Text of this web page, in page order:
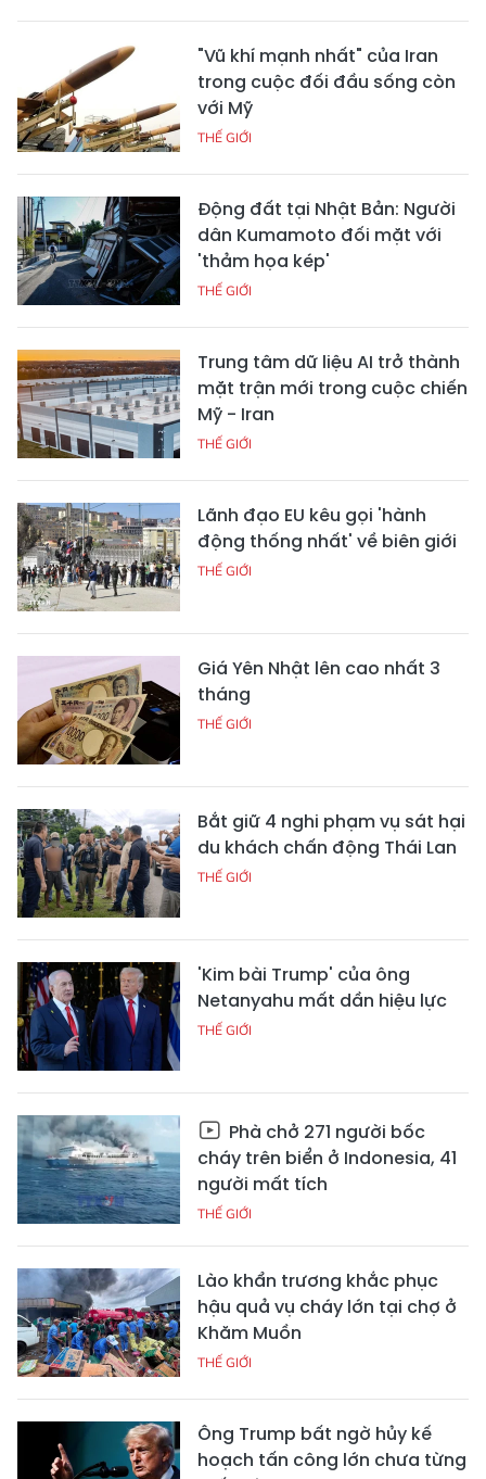
"Vũ khí mạnh nhất" của Iran
trong cuộc đối đầu sống còn
với Mỹ
THẾ GIỚI
Động đất tại Nhật Bản: Người
dân Kumamoto đối mặt với
'thảm họa kép'
THẾ GIỚI
Trung tâm dữ liệu AI trở thành
mặt trận mới trong cuộc chiến
Mỹ - Iran
THẾ GIỚI
Lãnh đạo EU kêu gọi 'hành
động thống nhất' về biên giới
THẾ GIỚI
Giá Yên Nhật lên cao nhất 3
tháng
THẾ GIỚI
Bắt giữ 4 nghi phạm vụ sát hại
du khách chấn động Thái Lan
THẾ GIỚI
'Kim bài Trump' của ông
Netanyahu mất dần hiệu lực
THẾ GIỚI
Phà chở 271 người bốc
cháy trên biển ở Indonesia, 41
người mất tích
THẾ GIỚI
Lào khẩn trương khắc phục
hậu quả vụ cháy lớn tại chợ ở
Khăm Muồn
THẾ GIỚI
Ông Trump bất ngờ hủy kế
hoạch tấn công lớn chưa từng